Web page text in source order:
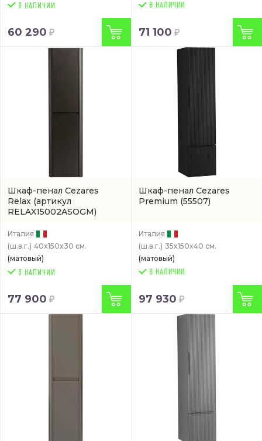
60 290
В НАЛИЧИИ
71 100
Шкаф-пенал Cezares
Relax (артикул
RELAX15002ASOGM)
Италия
(ш.в.г.) 40x150x30 см.
(матовый)
77 900
Шкаф-пенал Cezares
Premium (55507)
Италия
(ш.в.г.) 35x150x40 см.
(матовый)
В НАЛИЧИИ
97 930